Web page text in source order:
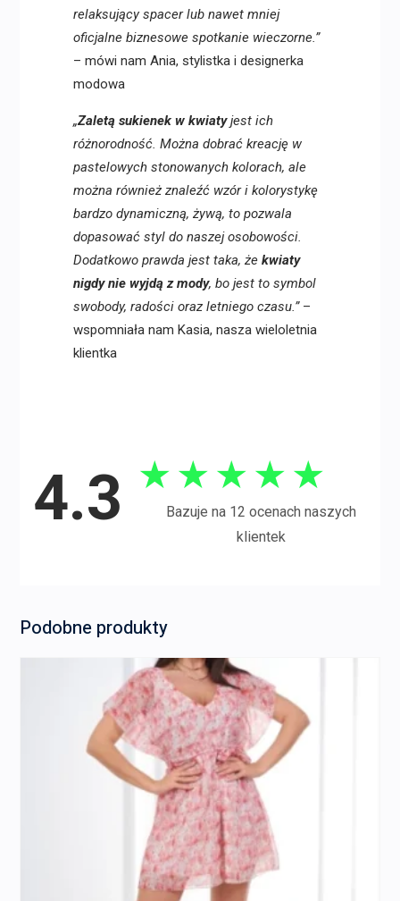
relaksujący spacer lub nawet mniej
oficjalne biznesowe spotkanie wieczorne.”
– mówi nam Ania, stylistka i designerka
modowa
„Zaletą sukienek w kwiatyjest ich
różnorodność. Można dobrać kreację w
pastelowych stonowanych kolorach, ale
można również znaleźć wzór i kolorystykę
bardzo dynamiczną, żywą, to pozwala
dopasować styl do naszej osobowości.
Dodatkowo prawda jest taka, że kwiaty
nigdy nie wyjdą z mody, bo jest to symbol
swobody, radości oraz letniego czasu.”–
wspomniała nam Kasia, nasza wieloletnia
klientka
4.3 ★ ★ ★ ★ ★
Bazuje na 12 ocenach naszych
klientek
Podobne produkty